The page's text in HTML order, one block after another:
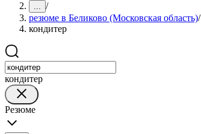
... /
резюме в Беликово (Московская область)/
кондитер
кондитер
Резюме